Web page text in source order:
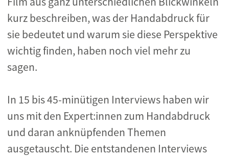
kurz beschreiben, was der Handabdruck für
sie bedeutet und warum sie diese Perspektive
wichtig finden, haben noch viel mehr zu
sagen.
In 15 bis 45-minütigen Interviews haben wir
uns mit den Expert:innen zum Handabdruck
und daran anknüpfenden Themen
ausgetauscht. Die entstandenen Interviews